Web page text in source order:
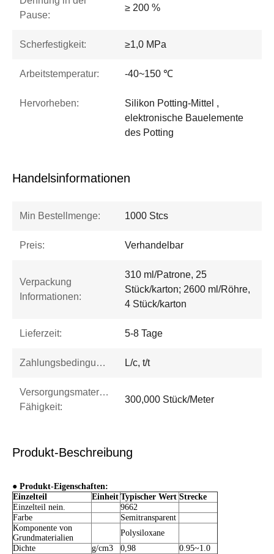
Pause:
≥ 200 %
Scherfestigkeit: ≥1,0 MPa
Arbeitstemperatur: -40~150 ℃
Hervorheben:
Silikon Potting-Mittel ,
elektronische Bauelemente
des Potting
Handelsinformationen
Min Bestellmenge: 1000 Stcs
Preis: Verhandelbar
Verpackung
Informationen:
310 ml/Patrone, 25
Stück/karton; 2600 ml/Röhre,
4 Stück/karton
Lieferzeit: 5-8 Tage
Zahlungsbedingungen: L/c, t/t
Versorgungsmaterial-
Fähigkeit:
300,000 Stück/Meter
Produkt-Beschreibung
● Produkt-Eigenschaften:
Einzelteil
Einheit Typischer Wert Strecke
Einzelteil nein.
9662
Farbe
Semitransparent
Komponente von
Grundmaterialien
Polysiloxane
Dichte
g/cm3 0,98
0.95~1.0